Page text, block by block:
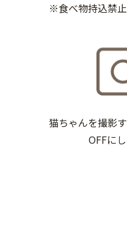
※食べ物持込禁止
猫ちゃんを撮影
OFFに